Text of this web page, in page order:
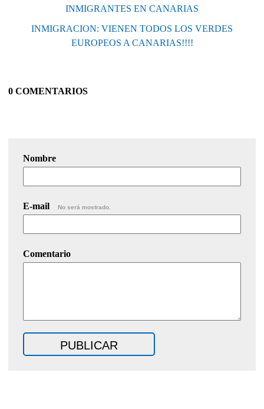
INMIGRANTES EN CANARIAS
INMIGRACION: VIENEN TODOS LOS VERDES
EUROPEOS A CANARIAS!!!!
0 COMENTARIOS
Nombre
E-mail No será mostrado.
Comentario